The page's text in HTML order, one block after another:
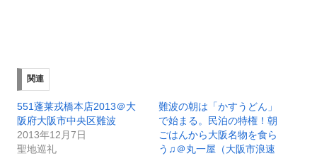
関連
551蓬莱戎橋本店2013＠大
阪府大阪市中央区難波
2013年12月7日
聖地巡礼
難波の朝は「かすうどん」
で始まる。民泊の特権！朝
ごはんから大阪名物を食ら
う♫＠丸一屋（大阪市浪速